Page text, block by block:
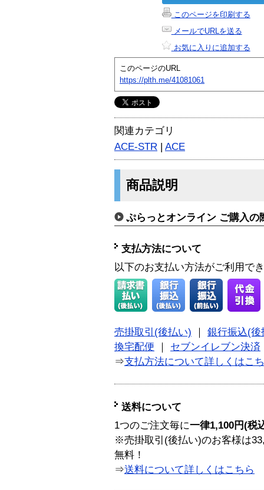
このページを印刷する
メールでURLを送る
お気に入りに追加する
このページのURL
https://plth.me/41081061
関連カテゴリ
ACE-STR | ACE
商品説明
ぷらっとオンライン ご購入の
支払方法について
以下のお支払い方法がご利用で
売掛取引(後払い)
銀行振込(後
換宅配便
セブンイレブン決済
⇒支払方法について詳しくはこ
送料について
1つのご注文毎に一律1,100円(税
※売掛取引(後払い)のお客様は
無料！
⇒送料について詳しくはこちら